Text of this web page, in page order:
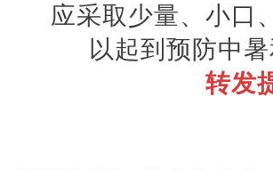
应采取少量、小口
以起到预防中
转发